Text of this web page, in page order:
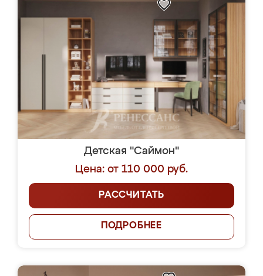
Детская "Саймон"
Цена: от 110 000 руб.
РАССЧИТАТЬ
ПОДРОБНЕЕ